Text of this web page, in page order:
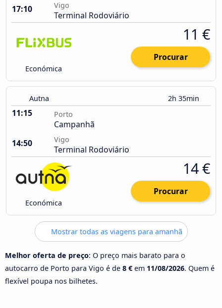
17:10
Vigo
Terminal Rodoviário
Económica
11 €
Procurar
Autna 2h 35min
11:15 Porto
Campanhã
14:50
Vigo
Terminal Rodoviário
Económica
14 €
Procurar
Mostrar todas as viagens para amanhã
Melhor oferta de preço: O preço mais barato para o
autocarro de Porto para Vigo é de 8 € em 11/08/2026. Quem é
flexível poupa nos bilhetes.